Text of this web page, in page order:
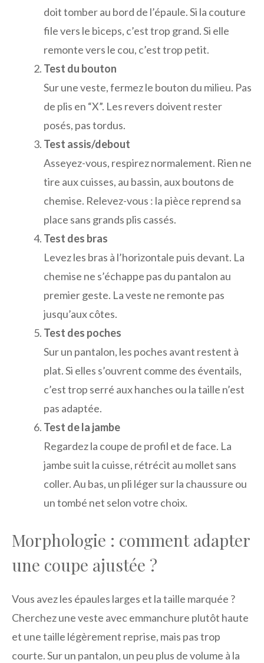
doit tomber au bord de l’épaule. Si la couture
file vers le biceps, c’est trop grand. Si elle
remonte vers le cou, c’est trop petit.
Test du bouton
Sur une veste, fermez le bouton du milieu. Pas
de plis en “X”. Les revers doivent rester
posés, pas tordus.
Test assis/debout
Asseyez-vous, respirez normalement. Rien ne
tire aux cuisses, au bassin, aux boutons de
chemise. Relevez-vous : la pièce reprend sa
place sans grands plis cassés.
Test des bras
Levez les bras à l’horizontale puis devant. La
chemise ne s’échappe pas du pantalon au
premier geste. La veste ne remonte pas
jusqu’aux côtes.
Test des poches
Sur un pantalon, les poches avant restent à
plat. Si elles s’ouvrent comme des éventails,
c’est trop serré aux hanches ou la taille n’est
pas adaptée.
Test de la jambe
Regardez la coupe de profil et de face. La
jambe suit la cuisse, rétrécit au mollet sans
coller. Au bas, un pli léger sur la chaussure ou
un tombé net selon votre choix.
Morphologie : comment adapter
une coupe ajustée ?
Vous avez les épaules larges et la taille marquée ?
Cherchez une veste avec emmanchure plutôt haute
et une taille légèrement reprise, mais pas trop
courte. Sur un pantalon, un peu plus de volume à la